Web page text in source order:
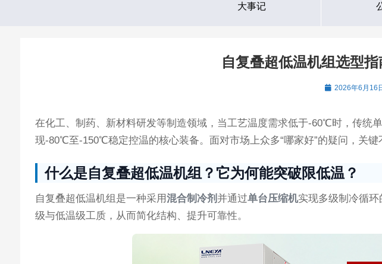
大事记
自复叠超低温机组选型
2026年6月16
在化工、制药、新材料研发等制造领域，当工艺温度需求低于-60℃时，传统
现-80℃至-150℃稳定控温的核心装备。面对市场上众多“哪家好”的疑问，关
什么是自复叠超低温机组？它为何能突破限低温？
自复叠超低温机组是一种采用混合制冷剂 并通过单台压缩机实现多级制冷循
级与低温级工质，从而简化结构、提升可靠性。